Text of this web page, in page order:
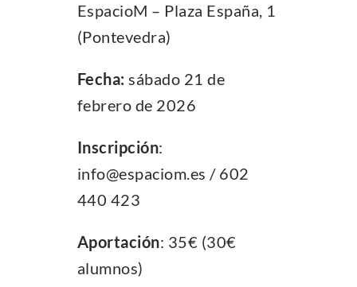
EspacioM – Plaza España, 1
(Pontevedra)
Fecha:sábado 21 de
febrero de 2026
Inscripción:
info@espaciom.es / 602
440 423
Aportación: 35€ (30€
alumnos)